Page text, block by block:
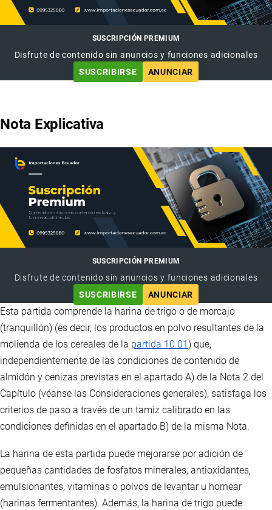
SUSCRIPCIÓN PREMIUM
Disfrute de contenido sin anuncios y funciones adicionales
SUSCRIBIRSE
ANUNCIAR
Nota Explicativa
SUSCRIPCIÓN PREMIUM
Disfrute de contenido sin anuncios y funciones adicionales
SUSCRIBIRSE
ANUNCIAR
Esta partida comprende la harina de trigo o de morcajo
(tranquillón) (es decir, los productos en polvo resultantes de la
molienda de los cereales de la partida 10.01 ) que,
independientemente de las condiciones de contenido de
almidón y cenizas previstas en el apartado A) de la Nota 2 del
Capítulo (véanse las Consideraciones generales), satisfaga los
criterios de paso a través de un tamiz calibrado en las
condiciones definidas en el apartado B) de la misma Nota.
La harina de esta partida puede mejorarse por adición de
pequeñas cantidades de fosfatos minerales, antioxidantes,
emulsionantes, vitaminas o polvos de levantar u hornear
(harinas fermentantes). Además, la harina de trigo puede